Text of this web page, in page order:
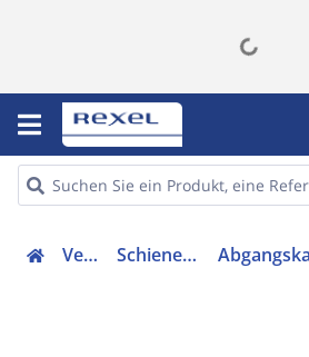
Verteiler Schienenverteiler